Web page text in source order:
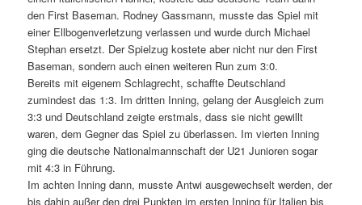
den First Baseman. Rodney Gassmann, musste das Spiel mit
einer Ellbogenverletzung verlassen und wurde durch Michael
Stephan ersetzt. Der Spielzug kostete aber nicht nur den First
Baseman, sondern auch einen weiteren Run zum 3:0.
Bereits mit eigenem Schlagrecht, schaffte Deutschland
zumindest das 1:3. Im dritten Inning, gelang der Ausgleich zum
3:3 und Deutschland zeigte erstmals, dass sie nicht gewillt
waren, dem Gegner das Spiel zu überlassen. Im vierten Inning
ging die deutsche Nationalmannschaft der U21 Junioren sogar
mit 4:3 in Führung.
Im achten Inning dann, musste Antwi ausgewechselt werden, der
bis dahin außer den drei Punkten im ersten Inning für Italien bis